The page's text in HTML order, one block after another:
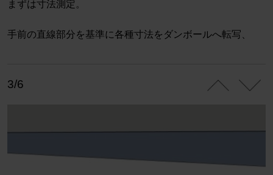
まずは寸法測定。
手前の直線部分を基準に各種寸法をダンボールへ転写、
3/6